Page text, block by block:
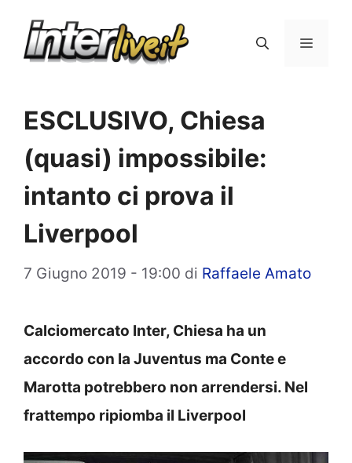
Menu
ESCLUSIVO, Chiesa
(quasi) impossibile:
intanto ci prova il
Liverpool
7 Giugno 2019 - 19:00 di Raffaele Amato
Calciomercato Inter, Chiesa ha un
accordo con la Juventus ma Conte e
Marotta potrebbero non arrendersi. Nel
frattempo ripiomba il Liverpool